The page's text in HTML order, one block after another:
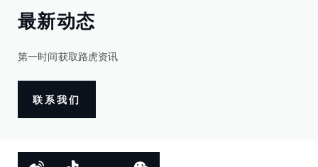
最新动态
第一时间获取路虎资讯
联系我们